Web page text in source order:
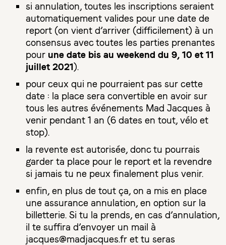
si annulation, toutes les inscriptions seraient
automatiquement valides pour une date de
report (on vient d’arriver (difficilement) à un
consensus avec toutes les parties prenantes
pour une date bis au weekend du 9, 10 et 11
juillet 2021).
pour ceux qui ne pourraient pas sur cette
date : la place sera convertible en avoir sur
tous les autres événements Mad Jacques à
venir pendant 1 an (6 dates en tout, vélo et
stop).
la revente est autorisée, donc tu pourrais
garder ta place pour le report et la revendre
si jamais tu ne peux finalement plus venir.
enfin, en plus de tout ça, on a mis en place
une assurance annulation, en option sur la
billetterie. Si tu la prends, en cas d’annulation,
il te suffira d’envoyer un mail à
jacques@madjacques.fr et tu seras